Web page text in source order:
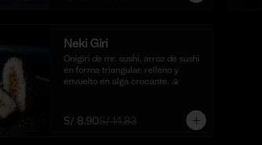
Neki Giri
Onigiri de mr. sushi, arroz de sushi
en forma triangular, relleno y
envuelto en alga crocante. 🍙
S/ 8.90S/ 14.83